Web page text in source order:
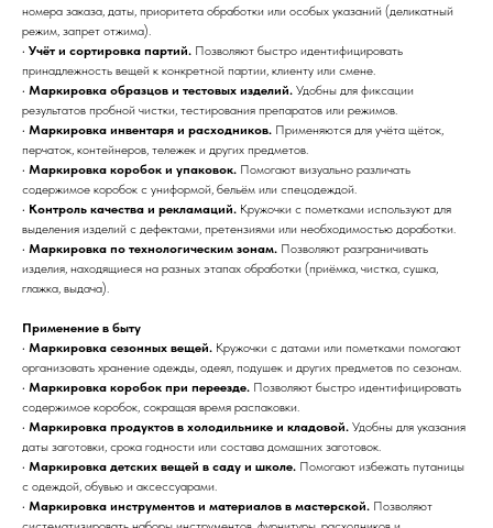
номера заказа, даты, приоритета обработки или особых указаний (деликатный
режим, запрет отжима).
• Учёт и сортировка партий. Позволяют быстро идентифицировать
принадлежность вещей к конкретной партии, клиенту или смене.
• Маркировка образцов и тестовых изделий. Удобны для фиксации
результатов пробной чистки, тестирования препаратов или режимов.
• Маркировка инвентаря и расходников. Применяются для учёта щёток,
перчаток, контейнеров, тележек и других предметов.
• Маркировка коробок и упаковок. Помогают визуально различать
содержимое коробок с униформой, бельём или спецодеждой.
• Контроль качества и рекламаций. Кружочки с пометками используют для
выделения изделий с дефектами, претензиями или необходимостью доработки.
• Маркировка по технологическим зонам. Позволяют разграничивать
изделия, находящиеся на разных этапах обработки (приёмка, чистка, сушка,
глажка, выдача).
Применение в быту
• Маркировка сезонных вещей. Кружочки с датами или пометками помогают
организовать хранение одежды, одеял, подушек и других предметов по сезонам.
• Маркировка коробок при переезде. Позволяют быстро идентифицировать
содержимое коробок, сокращая время распаковки.
• Маркировка продуктов в холодильнике и кладовой. Удобны для указания
даты заготовки, срока годности или состава домашних заготовок.
• Маркировка детских вещей в саду и школе. Помогают избежать путаницы
с одеждой, обувью и аксессуарами.
• Маркировка инструментов и материалов в мастерской. Позволяют